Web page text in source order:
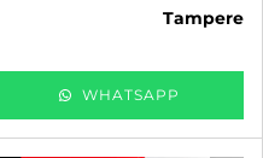
tampere
WHATSAPP